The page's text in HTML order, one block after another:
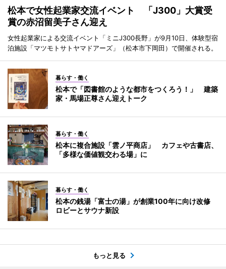
松本で女性起業家交流イベント 「J300」大賞受
賞の赤沼留美子さん迎え
女性起業家による交流イベント「ミニJ300長野」が9月10日、体験型宿
泊施設「マツモトサトヤマドアーズ」（松本市下岡田）で開催される。
暮らす・働く
松本で「図書館のような都市をつくろう！」 建築
家・馬場正尊さん迎えトーク
暮らす・働く
松本に複合施設「雲ノ平商店」 カフェや古書店、
「多様な価値観交わる場」に
暮らす・働く
松本の銭湯「富士の湯」が創業100年に向け改修
ロビーとサウナ新設
もっと見る